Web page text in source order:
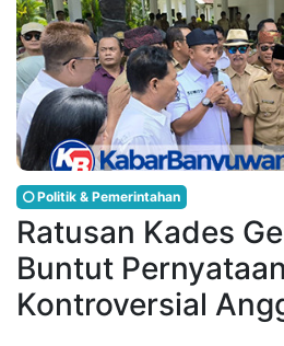
Politik & Pemerintahan
Ratusan Kades
Buntut Pernyataan
Kontroversial